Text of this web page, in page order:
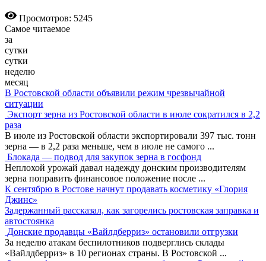
Просмотров: 5245
Самое читаемое
за
сутки
сутки
неделю
месяц
В Ростовской области объявили режим чрезвычайной
ситуации
Экспорт зерна из Ростовской области в июле сократился в 2,2
раза
В июле из Ростовской области экспортировали 397 тыс. тонн
зерна — в 2,2 раза меньше, чем в июле не самого ...
Блокада — подвод для закупок зерна в госфонд
Неплохой урожай давал надежду донским производителям
зерна поправить финансовое положение после ...
К сентябрю в Ростове начнут продавать косметику «Глория
Джинс»
Задержанный рассказал, как загорелись ростовская заправка и
автостоянка
Донские продавцы «Вайлдберриз» остановили отгрузки
За неделю атакам беспилотников подверглись склады
«Вайлдберриз» в 10 регионах страны. В Ростовской ...